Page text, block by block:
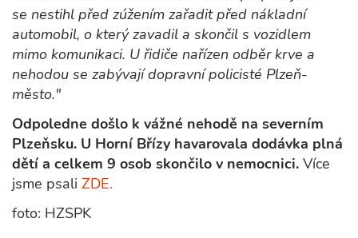
se nestihl před zúžením zařadit před nákladní
automobil, o který zavadil a skončil s vozidlem
mimo komunikaci. U řidiče nařízen odběr krve a
nehodou se zabývají dopravní policisté Plzeň-
město."
Odpoledne došlo k vážné nehodě na severním
Plzeňsku. U Horní Břízy havarovala dodávka plná
dětí a celkem 9 osob skončilo v nemocnici. Více
jsme psali ZDE.
foto: HZSPK